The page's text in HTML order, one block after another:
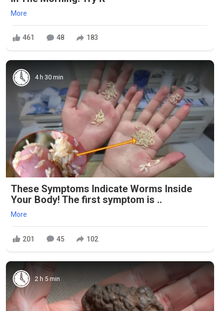
More
461 48 183
4 h 30 min
These Symptoms Indicate Worms Inside
Your Body! The first symptom is ..
More
201 45 102
2 h 5 min